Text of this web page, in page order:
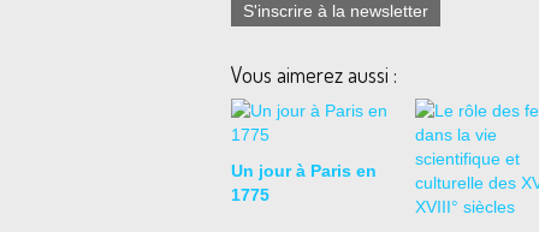
S'inscrire à la newsletter
Vous aimerez aussi :
Un jour à Paris en
1775